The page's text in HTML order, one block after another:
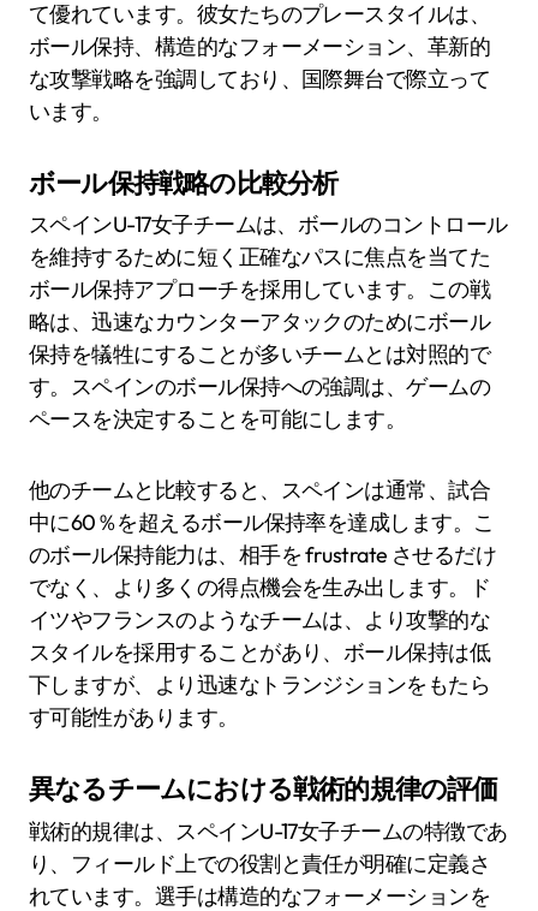
て優れています。彼女たちのプレースタイルは、
ボール保持、構造的なフォーメーション、革新的
な攻撃戦略を強調しており、国際舞台で際立って
います。
ボール保持戦略の比較分析
スペインU-17女子チームは、ボールのコントロール
を維持するために短く正確なパスに焦点を当てた
ボール保持アプローチを採用しています。この戦
略は、迅速なカウンターアタックのためにボール
保持を犠牲にすることが多いチームとは対照的で
す。スペインのボール保持への強調は、ゲームの
ペースを決定することを可能にします。
他のチームと比較すると、スペインは通常、試合
中に60％を超えるボール保持率を達成します。こ
のボール保持能力は、相手を frustrate させるだけ
でなく、より多くの得点機会を生み出します。ド
イツやフランスのようなチームは、より攻撃的な
スタイルを採用することがあり、ボール保持は低
下しますが、より迅速なトランジションをもたら
す可能性があります。
異なるチームにおける戦術的規律の評価
戦術的規律は、スペインU-17女子チームの特徴であ
り、フィールド上での役割と責任が明確に定義さ
れています。選手は構造的なフォーメーションを